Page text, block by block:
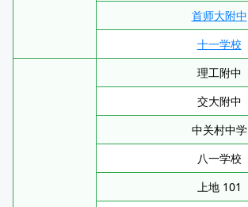
首师大附中
十一学校
理工附中
交大附中
中关村中学
八一学校
上地 101